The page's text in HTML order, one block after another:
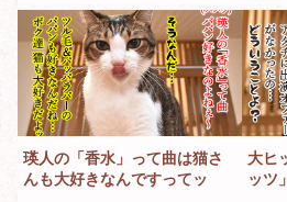
瑛人の「香水」って曲は猫さ
んも大好きなんですってッ
大ヒ
ッツ